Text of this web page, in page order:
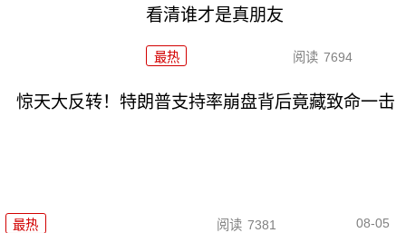
看清谁才是真朋友
最热 阅读 7694
惊天大反转！特朗普支持率崩盘背后竟藏致命一击
最热 阅读 7381 08-05